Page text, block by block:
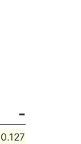
0.127